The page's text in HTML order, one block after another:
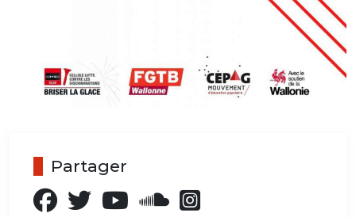
Partager